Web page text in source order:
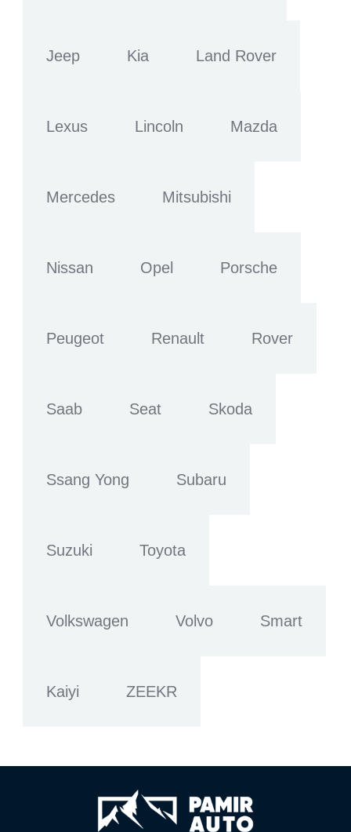
Jeep Kia Land Rover
Lexus Lincoln Mazda
Mercedes Mitsubishi
Nissan Opel Porsche
Peugeot Renault Rover
Saab Seat Skoda
Ssang Yong Subaru
Suzuki Toyota
Volkswagen Volvo Smart
Kaiyi ZEEKR